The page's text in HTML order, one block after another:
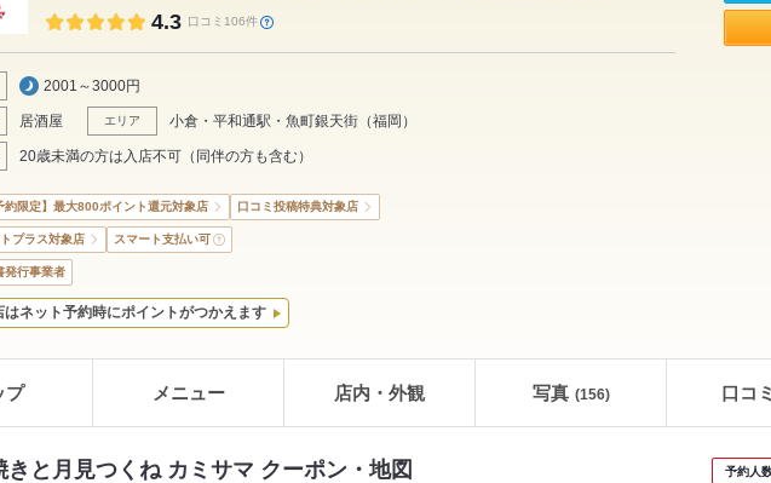
4.3 口コミ106件
2001～3000円
居酒屋 エリア 小倉・平和通駅・魚町銀天街 （福岡 ）
20歳未満の方は入店不可（同伴の方も含む）
約限定】最大800ポイント還元対象店 口コミ投稿特典対象店
プラス対象店 スマート支払い可
発行事業者
はネット予約時にポイントがつかえます
プ メニュー 店内・外観 写真 (156) 口コミ
きと月見つくね カミサマ クーポン・地図 予約人